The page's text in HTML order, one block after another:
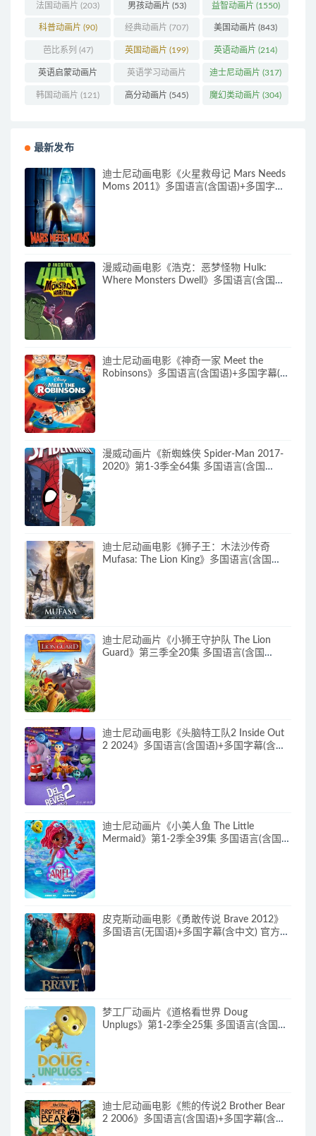
法国动画片 (203) 男孩动画片 (53) 益智动画片 (1550)
科普动画片 (90) 经典动画片 (707) 美国动画片 (843)
芭比系列 (47) 英国动画片 (199) 英语动画片 (214)
英语启蒙动画片
(162)
英语学习动画片
(85)
迪士尼动画片 (317)
韩国动画片 (121) 高分动画片 (545) 魔幻类动画片 (304)
最新发布
迪士尼动画电影《火星救母记 Mars Needs
Moms 2011》多国语言(含国语)+多国字幕
漫威动画电影《浩克：恶梦怪物 Hulk:
Where Monsters Dwell》多国语言(含国
迪士尼动画电影《神奇一家 Meet the
Robinsons》多国语言(含国语)+多国字幕(含
漫威动画片《新蜘蛛侠 Spider-Man 2017-
2020》第1-3季全64集 多国语言(含国
迪士尼动画电影《狮子王：木法沙传奇
Mufasa: The Lion King》多国语言(含国
迪士尼动画片《小狮王守护队 The Lion
Guard》第三季全20集 多国语言(含国
迪士尼动画电影《头脑特工队2 Inside Out
2 2024》多国语言(含国语)+多国字幕(含中
迪士尼动画片《小美人鱼 The Little
Mermaid》第1-2季全39集 多国语言(含国
皮克斯动画电影《勇敢传说 Brave 2012》
多国语言(无国语)+多国字幕(含中文) 官方纯
梦工厂动画片《道格看世界 Doug
Unplugs》第1-2季全25集 多国语言(含国
迪士尼动画电影《熊的传说2 Brother Bear
2 2006》多国语言(含国语)+多国字幕(含中